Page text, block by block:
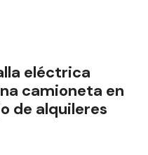
eléctrica
camioneta en
de alquileres